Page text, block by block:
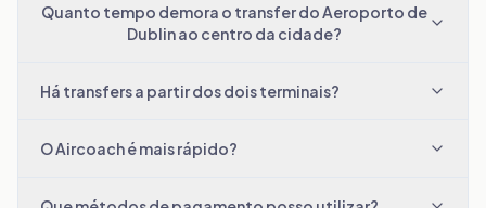
Quanto tempo demora o transfer do Aeroporto de
Dublin ao centro da cidade?
Há transfers a partir dos dois terminais?
O Aircoach é mais rápido?